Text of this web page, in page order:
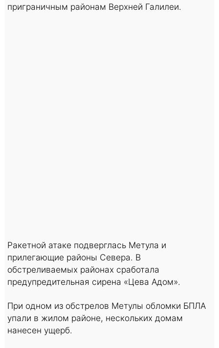
приграничным районам Верхней Галилеи.
Ракетной атаке подверглась Метула и
прилегающие районы Севера. В
обстреливаемых районах сработала
предупредительная сирена «Цева Адом».
При одном из обстрелов Метулы обломки БПЛА
упали в жилом районе, нескольких домам
нанесен ущерб.